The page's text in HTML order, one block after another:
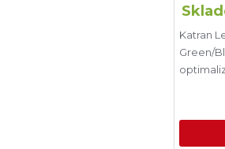
Katran
Green/